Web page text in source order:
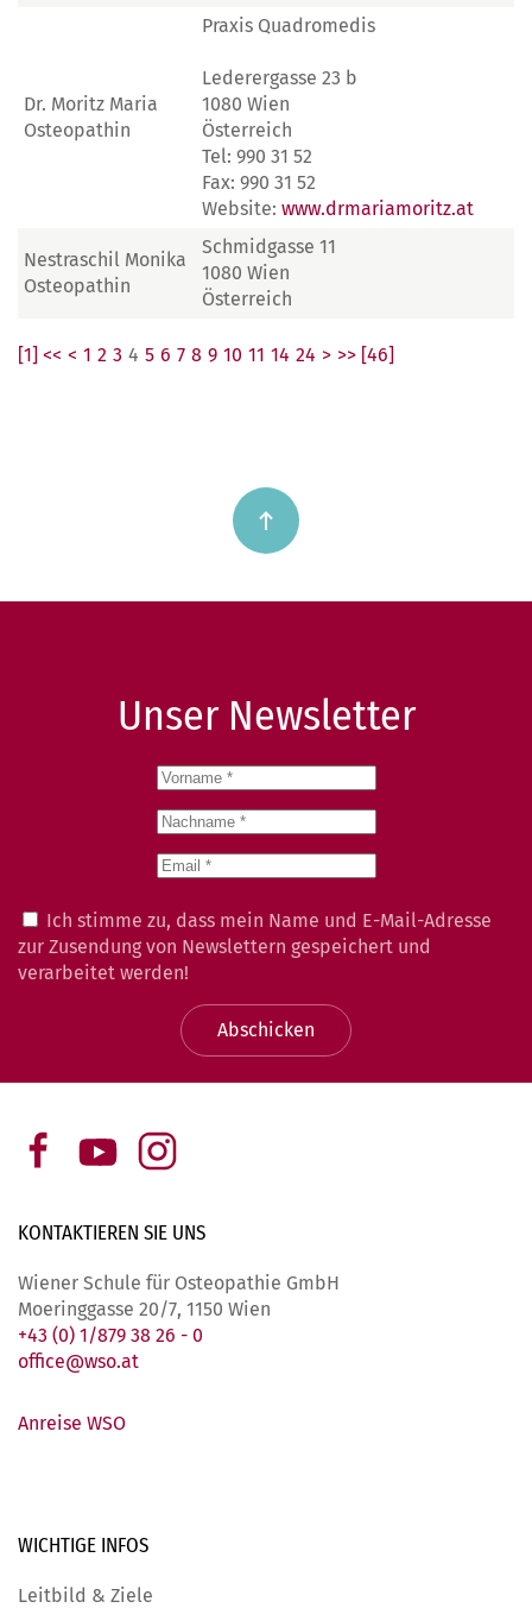
Dr. Moritz Maria
Osteopathin
Praxis Quadromedis
Lederergasse 23 b
1080 Wien
Österreich
Tel: 990 31 52
Fax: 990 31 52
Website: www.drmariamoritz.at
Nestraschil Monika
Osteopathin
Schmidgasse 11
1080 Wien
Österreich
[1] << < 1 2 3 4 5 6 7 8 9 10 11 14 24 > >> [46]
Unser Newsletter
Ich stimme zu, dass mein Name und E-Mail-Adresse
zur Zusendung von Newslettern gespeichert und
verarbeitet werden!
Abschicken
KONTAKTIEREN SIE UNS
Wiener Schule für Osteopathie GmbH
Moeringgasse 20/7, 1150 Wien
+43 (0) 1/879 38 26 - 0
office@wso.at
Anreise WSO
WICHTIGE INFOS
Leitbild & Ziele